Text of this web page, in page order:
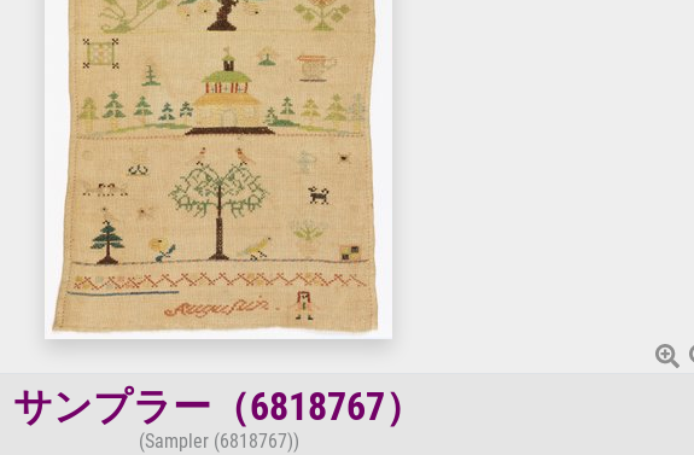
サンプラー（6818767）
(Sampler (6818767))